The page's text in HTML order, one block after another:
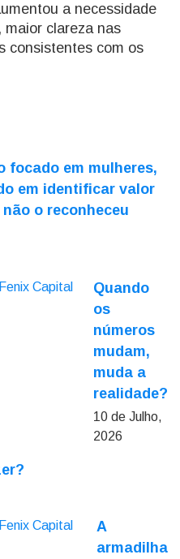
a necessidade
maior clareza nas
consistentes com os
focado em mulheres,
em identificar valor
o reconheceu
Quando
os
números
mudam,
muda a
realidade?
10 de Julho,
2026
A
armadilha